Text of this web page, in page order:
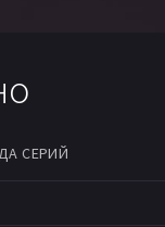
СЕРИЙ